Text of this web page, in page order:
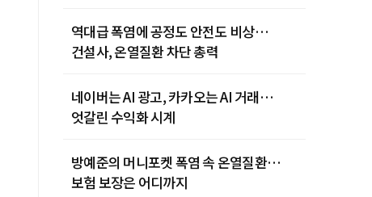
역대급 폭염에 공정도 안전도 비상…
건설사, 온열질환 차단 총력
네이버는 AI 광고, 카카오는 AI 거래…
엇갈린 수익화 시계
방예준의 머니포켓 폭염 속 온열질환…
보험 보장은 어디까지